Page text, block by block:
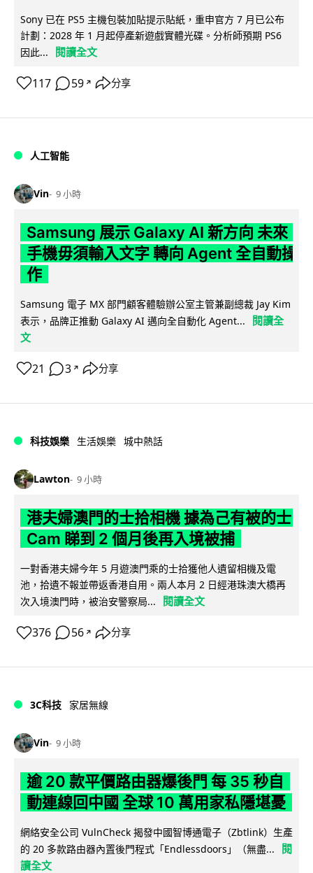
Sony 已在 PS5 主機包裝加貼提示貼紙，重申官方 7 月已公布
計劃：2028 年 1 月起停產新遊戲實體光碟。分析師預期 PS6
因此...
閱讀全文
117 59 ↗ 分享
人工智能
Vin 9 小時
Samsung 展示 Galaxy AI 新方向 未來
手機毋須輸入文字 轉向 Agent 全自動操
作
Samsung 電子 MX 部門顧客體驗辦公室主管兼副總裁 Jay Kim
表示，品牌正推動 Galaxy AI 邁向全自動化 Agent...
閱讀全
文
21 3 ↗ 分享
科技娛樂 生活娛樂 城中熱話
Lawton 9 小時
港夫婦澳門的士拾相機 據為己有被的士
Cam 睇到 2 個月後再入境被捕
一對香港夫婦今年 5 月遊澳門乘的士拾獲他人遺留相機及電
池，拾遺不報並帶返香港自用。兩人本月 2 日經港珠澳大橋再
次入境澳門時，被治安警察局...
閱讀全文
376 56 ↗ 分享
3C科技 家居無線
Vin 9 小時
逾 20 款平價路由器爆後門 每 35 秒自
動連線回中國 全球 10 萬用家私隱堪憂
網絡安全公司 VulnCheck 揭發中國智博通電子（Zbtlink）生產
的 20 多款路由器內置後門程式「Endlessdoors」（無盡...
閱
讀全文